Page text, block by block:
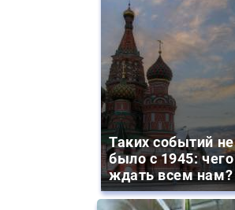
Таких событий не
было с 1945: чего
ждать всем нам?